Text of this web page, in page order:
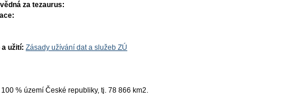
za tezaurus:
užití: Zásady užívání dat a služeb ZÚ
100 % území České republiky, tj. 78 866 km2.